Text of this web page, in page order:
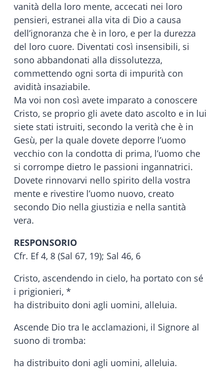
vanità della loro mente, accecati nei loro
pensieri, estranei alla vita di Dio a causa
dell’ignoranza che è in loro, e per la durezza
del loro cuore. Diventati così insensibili, si
sono abbandonati alla dissolutezza,
commettendo ogni sorta di impurità con
avidità insaziabile.
Ma voi non così avete imparato a conoscere
Cristo, se proprio gli avete dato ascolto e in lui
siete stati istruiti, secondo la verità che è in
Gesù, per la quale dovete deporre l’uomo
vecchio con la condotta di prima, l’uomo che
si corrompe dietro le passioni ingannatrici.
Dovete rinnovarvi nello spirito della vostra
mente e rivestire l’uomo nuovo, creato
secondo Dio nella giustizia e nella santità
vera.
RESPONSORIO
Cfr. Ef 4, 8 (Sal 67, 19); Sal 46, 6
Cristo, ascendendo in cielo, ha portato con sé
i prigionieri, *
ha distribuito doni agli uomini, alleluia.
Ascende Dio tra le acclamazioni, il Signore al
suono di tromba:
ha distribuito doni agli uomini, alleluia.